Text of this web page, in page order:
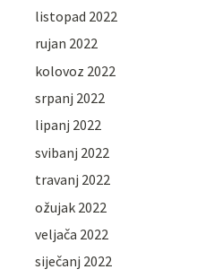
listopad 2022
rujan 2022
kolovoz 2022
srpanj 2022
lipanj 2022
svibanj 2022
travanj 2022
ožujak 2022
veljača 2022
siječanj 2022